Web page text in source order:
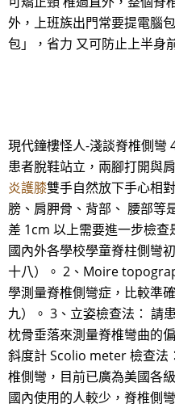
外，上班族出門常要提電腦
包」，省力 又可防止上半身
現代鐘樓怪人-淺談脊椎側彎
患者脫鞋站立，兩腳打開與
炎護膝雙手自然放下手心相
膀、肩胛骨、背部、 腰部等
差 1cm 以上需要進一步檢
國內外各學校學童脊柱側彎
十八）。 2、Moire
學測量脊椎側彎症，比較準
九）。 3、立姿檢查法： 請
枕骨垂落來測量脊椎彎曲的
斜度計 Scolio meter 檢查法
椎側彎，目前已廣為美國各
國內使用的人較少，脊椎側